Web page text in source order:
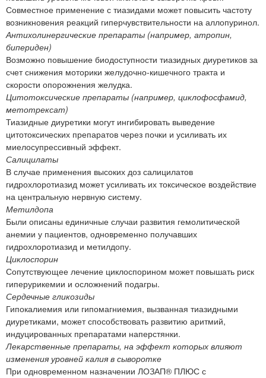
Совместное применение с тиазидами может повысить частоту
возникновения реакций гиперчувствительности на аллопуринол.
Антихолинергические препараты (например, атропин,
бипериден)
Возможно повышение биодоступности тиазидных диуретиков за
счет снижения моторики желудочно-кишечного тракта и
скорости опорожнения желудка.
Цитотоксические препараты (например, циклофосфамид,
метотрексат)
Тиазидные диуретики могут ингибировать выведение
цитотоксических препаратов через почки и усиливать их
миелосупрессивный эффект.
Салицилаты
В случае применения высоких доз салицилатов
гидрохлоротиазид может усиливать их токсическое воздействие
на центральную нервную систему.
Метилдопа
Были описаны единичные случаи развития гемолитической
анемии у пациентов, одновременно получавших
гидрохлоротиазид и метилдопу.
Циклоспорин
Сопутствующее лечение циклоспорином может повышать риск
гиперурикемии и осложнений подагры.
Сердечные гликозиды
Гипокалиемия или гипомагниемия, вызванная тиазидными
диуретиками, может способствовать развитию аритмий,
индуцированных препаратами наперстянки.
Лекарственные препараты, на эффект которых влияют
изменения уровней калия в сыворотке
При одновременном назначении ЛОЗАП® ПЛЮС с